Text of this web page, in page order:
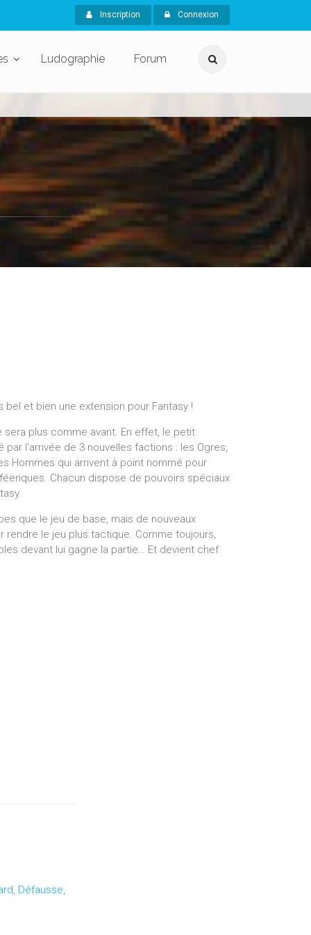
Inscription Connexion
Ludographie Forum
bel et bien une extension pour Fantasy !
plus comme avant. En effet, le petit
l'arrivée de 3 nouvelles factions : les Ogres,
Hommes qui arrivent à point nommé pour
Chacun dispose de pouvoirs spéciaux
que le jeu de base, mais de nouveaux
le jeu plus tactique. Comme toujours,
devant lui gagne la partie… Et devient chef
, Défausse,